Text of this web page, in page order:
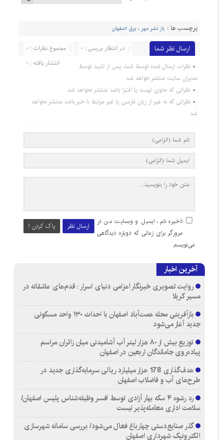
برچسب ها : باز نشر مهر ،برق اصفهان
ارسال نظر شما مجموع نظرات : 0
در انتظار بررسی : 0
انتشار یافته : 0
نظرات ارسال شده توسط شما، پس از تایید توسط
مدیران سایت منتشر خواهد شد.
نظراتی که حاوی تهمت یا افترا باشد منتشر نخواهد شد.
نظراتی که به غیر از زبان فارسی یا غیر مرتبط با خبر باشد منتشر نخواهد
شد.
ارسال نظر پاک کردن !
ذخیره نام، ایمیل و وبسایت من در
مرورگر برای زمانی که دوباره دیدگاهی
می‌نویسم.
آخرین اخبار
روایت تصویری خبرنگار اعزامی دنیای اسرار : قدم‌های عاشقانه در
مسیر کربلا
بازآفرینی محله همت‌آباد اصفهان با احداث ۱۳۰ واحد مسکونی
جدید آغاز می‌شود
توزیع بیش از ۸۰ هزار لیتر آب آشامیدنی میان زائران مراسم
پیاده‌روی جاماندگان اربعین در اصفهان
هدف‌گذاری 178 هزار میلیارد ریالی سرمایه‌گذاری جدید در
طرح‌های آب و فاضلاب اصفهان
رد رشوه ۴ سکه بهار آزادی توسط افسر وظیفه‌شناس پلیس اصفهان/
سلامت اداری معامله‌پذیر نیست
گذر صنایع‌دستی چهارباغ فعال می‌شود/ بررسی سامانه شهرسازی
الکترونیک شهرداری اصفهان